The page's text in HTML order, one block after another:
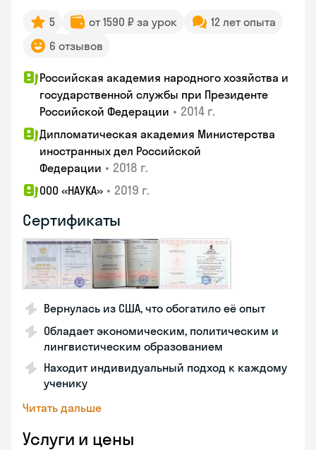
5 от 1590 ₽ за урок
12 лет опыта
6 отзывов
Российская академия народного хозяйства и
государственной службы при Президенте
Российской Федерации • 2014 г.
Дипломатическая академия Министерства
иностранных дел Российской
Федерации • 2018 г.
ООО «НАУКА» • 2019 г.
Сертификаты
Вернулась из США, что обогатило её опыт
Обладает экономическим, политическим и
лингвистическим образованием
Находит индивидуальный подход к каждому
ученику
Читать дальше
Услуги и цены